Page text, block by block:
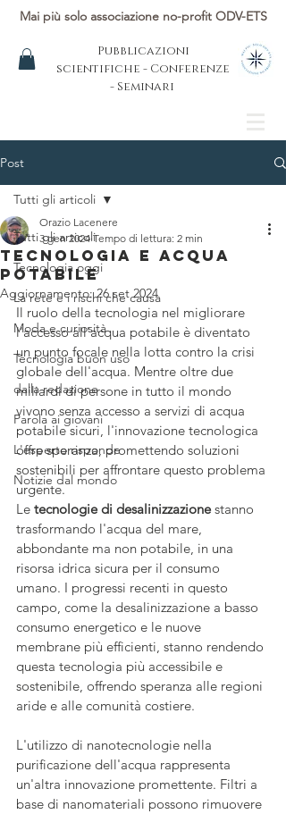
Mai più solo associazione no-profit ODV-ETS
Pubblicazioni
scientifiche - Conferenze
- Seminari
Post
Tutti gli articoli
Tecnologia oggi
La rete e i rischi che causa
Moda e curiosità
Tecnologia buon uso
dalla redazione
Parola ai giovani
L'esperto risponde
Notizie dal mondo
Tutti gli articoli
Tecnologia e acqua
potabile
Orazio Lacenere
3 gen 2024 Tempo di lettura: 2 min
Aggiornamento:26 set 2024
Il ruolo della tecnologia nel migliorare
l'accesso all'acqua potabile è diventato
un punto focale nella lotta contro la crisi
globale dell'acqua. Mentre oltre due
miliardi di persone in tutto il mondo
vivono senza accesso a servizi di acqua
potabile sicuri, l'innovazione tecnologica
offre speranza, promettendo soluzioni
sostenibili per affrontare questo problema
urgente.
Le tecnologie di desalinizzazione stanno
trasformando l'acqua del mare,
abbondante ma non potabile, in una
risorsa idrica sicura per il consumo
umano. I progressi recenti in questo
campo, come la desalinizzazione a basso
consumo energetico e le nuove
membrane più efficienti, stanno rendendo
questa tecnologia più accessibile e
sostenibile, offrendo speranza alle regioni
aride e alle comunità costiere.
L'utilizzo di nanotecnologie nella
purificazione dell'acqua rappresenta
un'altra innovazione promettente. Filtri a
base di nanomateriali possono rimuovere